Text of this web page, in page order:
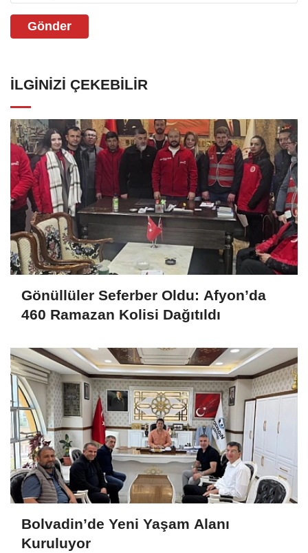
Gönder
İLGINIZI ÇEKEBILIR
Gönüllüler Seferber Oldu: Afyon’da
460 Ramazan Kolisi Dağıtıldı
Bolvadin’de Yeni Yaşam Alanı
Kuruluyor